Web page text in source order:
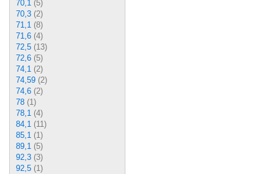
70,1 (5)
70,3 (2)
71,1 (8)
71,6 (4)
72,5 (13)
72,6 (5)
74,1 (2)
74,59 (2)
74,6 (2)
78 (1)
78,1 (4)
84,1 (11)
85,1 (1)
89,1 (5)
92,3 (3)
92,5 (1)